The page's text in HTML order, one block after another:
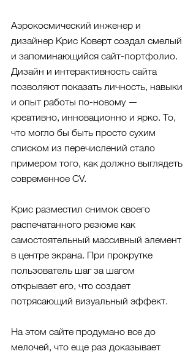
Аэрокосмический инженер и
дизайнер Крис Коверт создал смелый
и запоминающийся сайт-портфолио.
Дизайн и интерактивность сайта
позволяют показать личность, навыки
и опыт работы по-новому —
креативно, инновационно и ярко. То,
что могло бы быть просто сухим
списком из перечислений стало
примером того, как должно выглядеть
современное CV.
Крис разместил снимок своего
распечатанного резюме как
самостоятельный массивный элемент
в центре экрана. При прокрутке
пользователь шаг за шагом
открывает его, что создает
потрясающий визуальный эффект.
На этом сайте продумано все до
мелочей, что еще раз доказывает